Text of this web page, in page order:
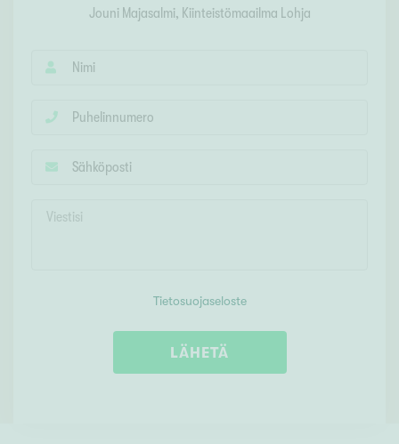
Jouni Majasalmi, Kiinteistömaailma Lohja
Tietosuojaseloste
LÄHETÄ